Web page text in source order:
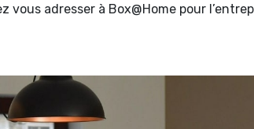
adresser à Box@Home pour